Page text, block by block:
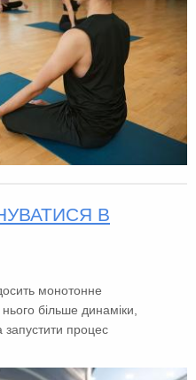
В
монотонне
нього більше динаміки,
процес